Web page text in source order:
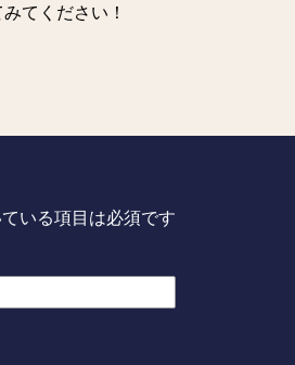
てください！
いる項目は必須です